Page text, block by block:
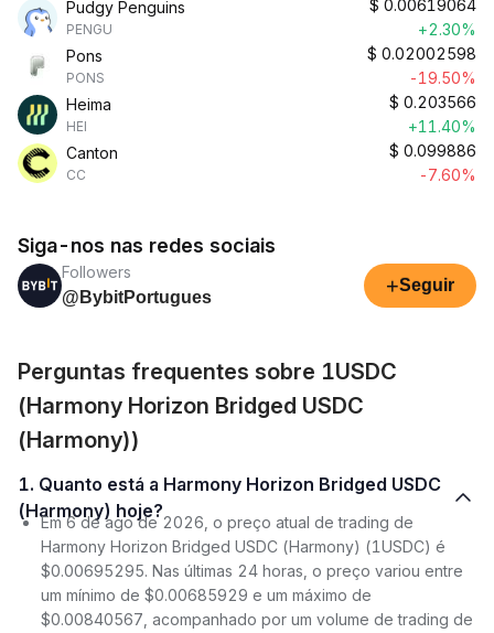
Pudgy Penguins
PENGU
$ 0.00619064
+2.30%
Pons
PONS
$ 0.02002598
-19.50%
Heima
HEI
$ 0.203566
+11.40%
Canton
CC
$ 0.099886
-7.60%
Siga-nos nas redes sociais
Followers
@BybitPortugues
+Seguir
Perguntas frequentes sobre 1USDC
(Harmony Horizon Bridged USDC
(Harmony))
1. Quanto está a Harmony Horizon Bridged USDC
(Harmony) hoje?
Em 6 de ago de 2026, o preço atual de trading de
Harmony Horizon Bridged USDC (Harmony) (1USDC) é
$0.00695295. Nas últimas 24 horas, o preço variou entre
um mínimo de $0.00685929 e um máximo de
$0.00840567, acompanhado por um volume de trading de